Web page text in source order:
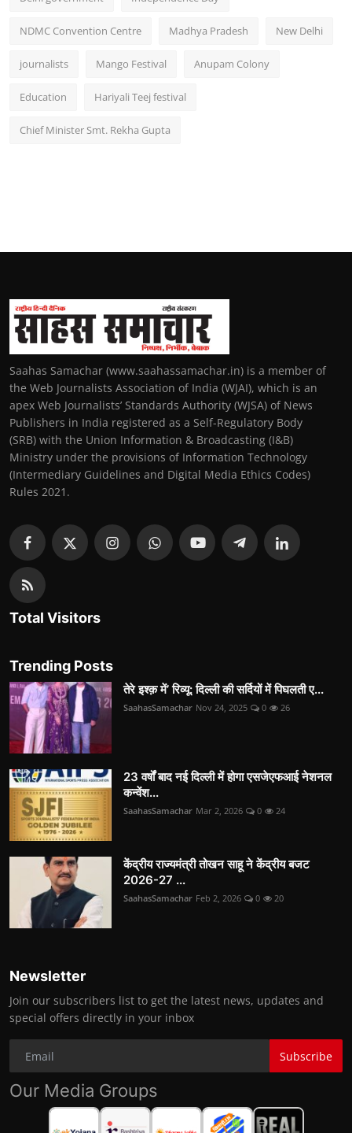
NDMC Convention Centre Madhya Pradesh New Delhi
journalists Mango Festival Anupam Colony
Education Hariyali Teej festival
Chief Minister Smt. Rekha Gupta
Saahas Samachar (www.saahassamachar.in) is a member of
the Web Journalists Association of India (WJAI), which is an
apex Web Journalists’ Standards Authority (WJSA) of News
Publishers in India registered as a Self-Regulatory Body
(SRB) with the Union Information & Broadcasting (I&B)
Ministry under the provisions of Information Technology
(Intermediary Guidelines and Digital Media Ethics Codes)
Rules 2021.
Total Visitors
Trending Posts
तेरे इश्क़ में’ रिव्यू: दिल्ली की सर्दियों में पिघलती ए...
SaahasSamachar Nov 24, 2025 0 26
23 वर्षों बाद नई दिल्ली में होगा एसजेएफआई नेशनल
कन्वेंश...
SaahasSamachar Mar 2, 2026 0 24
केंद्रीय राज्यमंत्री तोखन साहू ने केंद्रीय बजट
2026-27 ...
SaahasSamachar Feb 2, 2026 0 20
Newsletter
Join our subscribers list to get the latest news, updates and
special offers directly in your inbox
Subscribe
Our Media Groups